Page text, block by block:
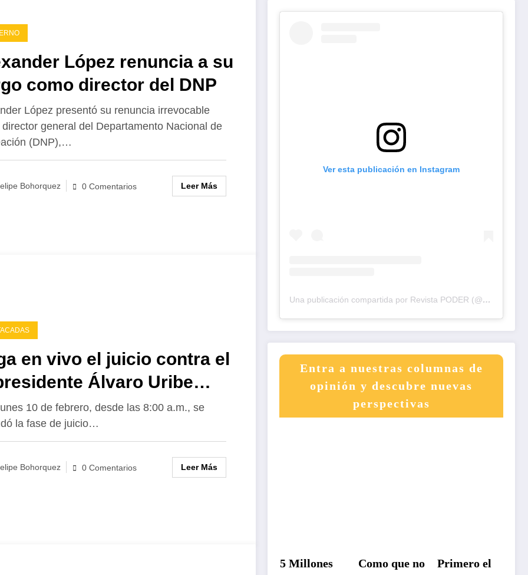
López renuncia a su
como director del DNP
López presentó su renuncia irrevocable
general del Departamento Nacional de
(DNP),…
Bohorquez 0 Comentarios Leer Más
en vivo el juicio contra el
Álvaro Uribe
10 de febrero, desde las 8:00 a.m., se
la fase de juicio…
Bohorquez 0 Comentarios Leer Más
Ver esta publicación en Instagram
Una publicación compartida por Revista PODER (@revistapodercol)
Entra a nuestras columnas de
opinión y descubre nuevas
perspectivas
5 Millones
Como que no
Primero el